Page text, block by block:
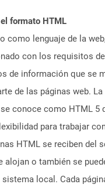
formato HTML
como lenguaje de la
con los requisitos
de información que se
de las páginas web.
conoce como HTML 5
para trabajar
HTML se reciben del
alojan o también se
sistema local. Cada